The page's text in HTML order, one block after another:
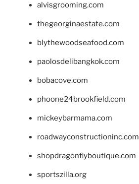
alvisgrooming.com
thegeorginaestate.com
blythewoodseafood.com
paolosdelibangkok.com
bobacove.com
phoone24brookfield.com
mickeybarmama.com
roadwayconstructioninc.com
shopdragonflyboutique.com
sportszilla.org